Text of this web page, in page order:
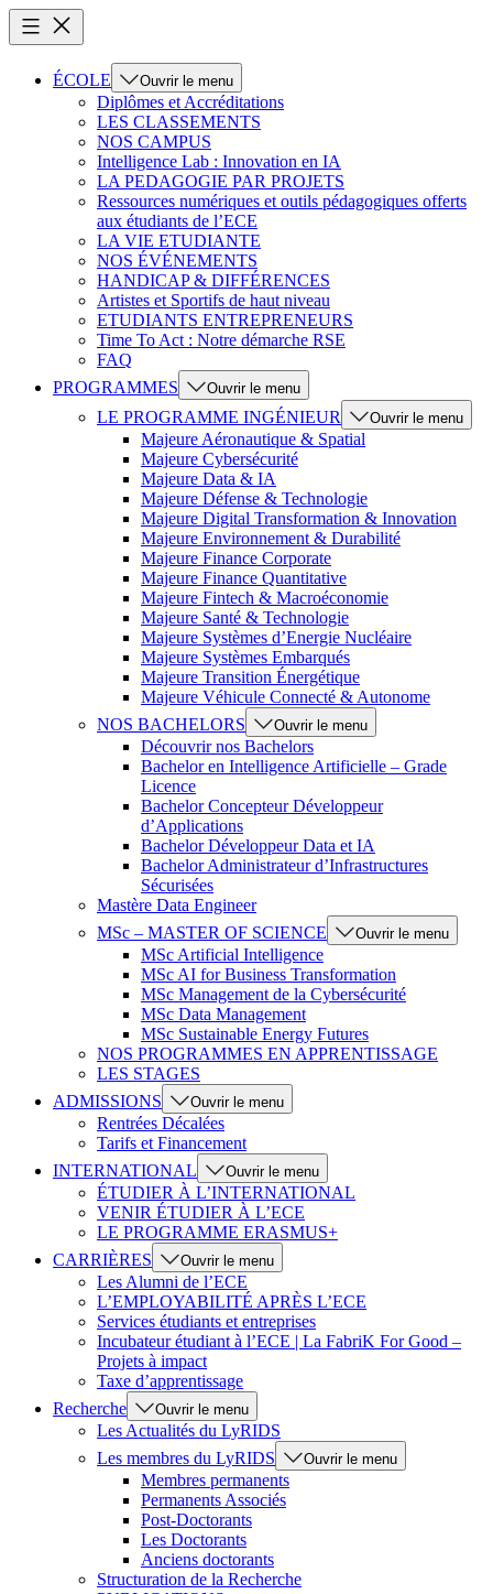
ÉCOLE Ouvrir le menu
Diplômes et Accréditations
LES CLASSEMENTS
NOS CAMPUS
Intelligence Lab : Innovation en IA
LA PEDAGOGIE PAR PROJETS
Ressources numériques et outils pédagogiques offerts
aux étudiants de l’ECE
LA VIE ETUDIANTE
NOS ÉVÉNEMENTS
HANDICAP & DIFFÉRENCES
Artistes et Sportifs de haut niveau
ETUDIANTS ENTREPRENEURS
Time To Act : Notre démarche RSE
FAQ
PROGRAMMES
Ouvrir le menu
LE PROGRAMME INGÉNIEUR Ouvrir le menu
Majeure Aéronautique & Spatial
Majeure Cybersécurité
Majeure Data & IA
Majeure Défense & Technologie
Majeure Digital Transformation & Innovation
Majeure Environnement & Durabilité
Majeure Finance Corporate
Majeure Finance Quantitative
Majeure Fintech & Macroéconomie
Majeure Santé & Technologie
Majeure Systèmes d’Energie Nucléaire
Majeure Systèmes Embarqués
Majeure Transition Énergétique
Majeure Véhicule Connecté & Autonome
NOS BACHELORS
Ouvrir le menu
Découvrir nos Bachelors
Bachelor en Intelligence Artificielle – Grade
Licence
Bachelor Concepteur Développeur
d’Applications
Bachelor Développeur Data et IA
Bachelor Administrateur d’Infrastructures
Sécurisées
Mastère Data Engineer
MSc – MASTER OF SCIENCE
Ouvrir le menu
MSc Artificial Intelligence
MSc AI for Business Transformation
MSc Management de la Cybersécurité
MSc Data Management
MSc Sustainable Energy Futures
NOS PROGRAMMES EN APPRENTISSAGE
LES STAGES
ADMISSIONS
Ouvrir le menu
Rentrées Décalées
Tarifs et Financement
INTERNATIONAL
Ouvrir le menu
ÉTUDIER À L’INTERNATIONAL
VENIR ÉTUDIER À L’ECE
LE PROGRAMME ERASMUS+
CARRIÈRES
Ouvrir le menu
Les Alumni de l’ECE
L’EMPLOYABILITÉ APRÈS L’ECE
Services étudiants et entreprises
Incubateur étudiant à l’ECE | La FabriK For Good –
Projets à impact
Taxe d’apprentissage
Recherche
Ouvrir le menu
Les Actualités du LyRIDS
Les membres du LyRIDS
Ouvrir le menu
Membres permanents
Permanents Associés
Post-Doctorants
Les Doctorants
Anciens doctorants
Structuration de la Recherche